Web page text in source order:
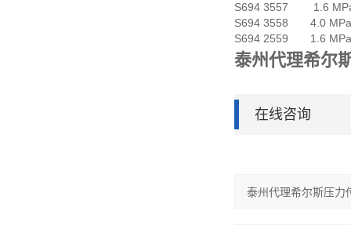
S694 3557 1.6 MPa,
S694 3558 4.0 MPa,
S694 2559 1.6
泰州代理希尔
在线咨询